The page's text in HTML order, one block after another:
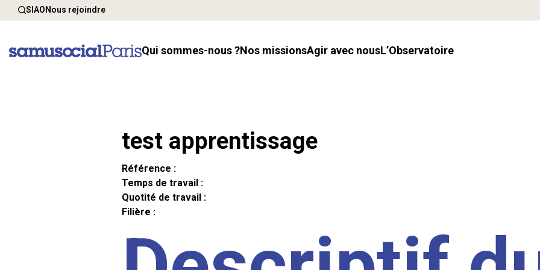
SIAONous rejoindre
Qui sommes-nous ? Nos missions Agir avec nous l’Observatoire
test apprentissage
Référence :
Temps de travail :
Quotité de travail :
Filière :